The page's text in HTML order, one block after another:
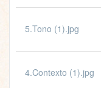
5.Tono (1).jpg
4.Contexto (1).jpg